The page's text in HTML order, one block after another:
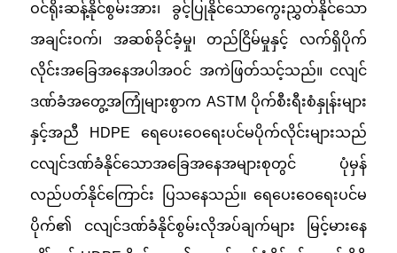
ဝင်ရိုးဆန့်နိုင်စွမ်းအား၊ ခွင့်ပြုနိုင်သောကွေးညွှတ်နိုင်သော
အချင်းဝက်၊ အဆစ်ခိုင်ခံ့မှု၊ တည်ငြိမ်မှုနှင့် လက်ရှိပိုက်
လိုင်းအခြေအနေအပါအဝင် အကဲဖြတ်သင့်သည်။ ငလျင်
ဒဏ်ခံအတွေ့အကြုံများစွာက ASTM ပိုက်စီးရီးစံနှုန်းများ
နှင့်အညီ HDPE ရေပေးဝေရေးပင်မပိုက်လိုင်းများသည်
ငလျင်ဒဏ်ခံနိုင်သောအခြေအနေအများစုတွင် ပုံမှန်
လည်ပတ်နိုင်ကြောင်း ပြသနေသည်။ ရေပေးဝေရေးပင်မ
ပိုက်၏ ငလျင်ဒဏ်ခံနိုင်စွမ်းလိုအပ်ချက်များ မြင့်မားနေ